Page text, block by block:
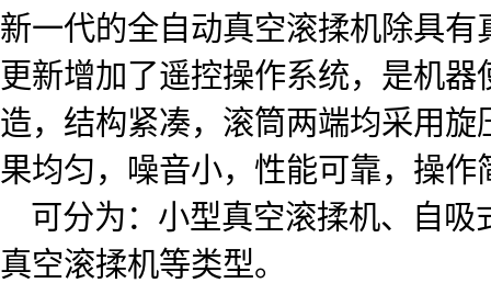
新一代的全自动真空滚揉机除具
更新增加了遥控操作系统，是机
造，结构紧凑，滚筒两端均采用
果均匀，噪音小，性能可靠，操
可分为：小型真空滚揉机、自吸
真空滚揉机等类型。